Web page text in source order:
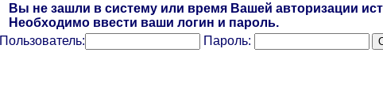
Вы не зашли в систему или время Вашей авторизации
Необходимо ввести ваши логин и пароль.
Пользователь:
Пароль: